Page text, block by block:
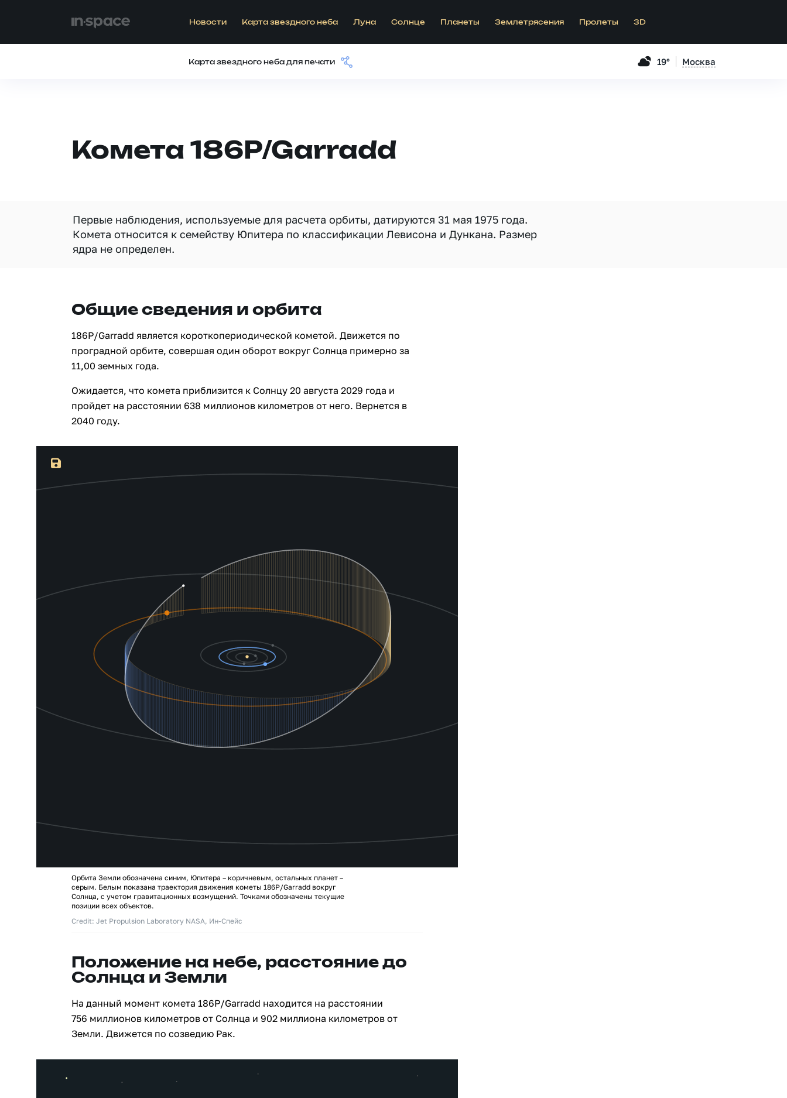
Новости Карта звездного неба Луна Солнце Планеты Землетрясения Пролеты 3D
Карта звездного неба для печати 19° Москва
Комета 186P/Garradd
Первые наблюдения, используемые для расчета орбиты, датируются 31 мая 1975 года.
Комета относится к семейству Юпитера по классификации Левисона и Дункана. Размер
ядра не определен.
Общие сведения и орбита
186P/Garradd является короткопериодической кометой. Движется по
проградной орбите, совершая один оборот вокруг Солнца примерно за
11,00 земных года.
Ожидается, что комета приблизится к Солнцу 20 августа 2029 года и
пройдет на расстоянии 638 миллионов километров от него. Вернется в
2040 году.
Орбита Земли обозначена синим, Юпитера – коричневым, остальных планет –
серым. Белым показана траектория движения кометы 186P/Garradd вокруг
Солнца, с учетом гравитационных возмущений. Точками обозначены текущие
позиции всех объектов.
Credit: Jet Propulsion Laboratory NASA, Ин-Спейс
Положение на небе, расстояние до
Солнца и Земли
На данный момент комета 186P/Garradd находится на расстоянии
756 миллионов километров от Солнца и 902 миллиона километров от
Земли. Движется по созведию Рак.